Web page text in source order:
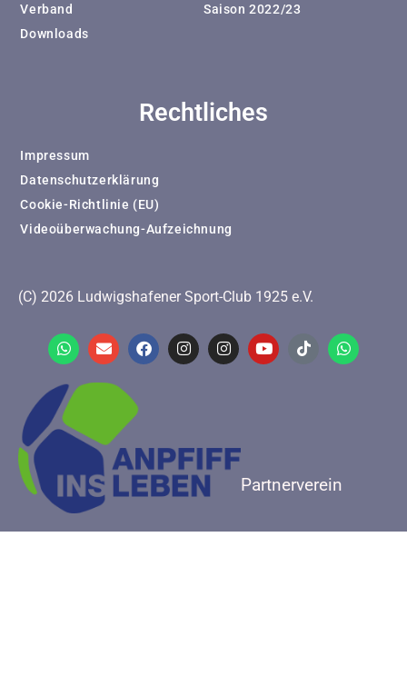
Verband
Downloads
Saison 2022/23
Rechtliches
Impressum
Datenschutzerklärung
Cookie-Richtlinie (EU)
Videoüberwachung-Aufzeichnung
(C) 2026 Ludwigshafener Sport-Club 1925 e.V.
Partnerverein